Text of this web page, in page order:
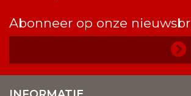
Abonneer op onze